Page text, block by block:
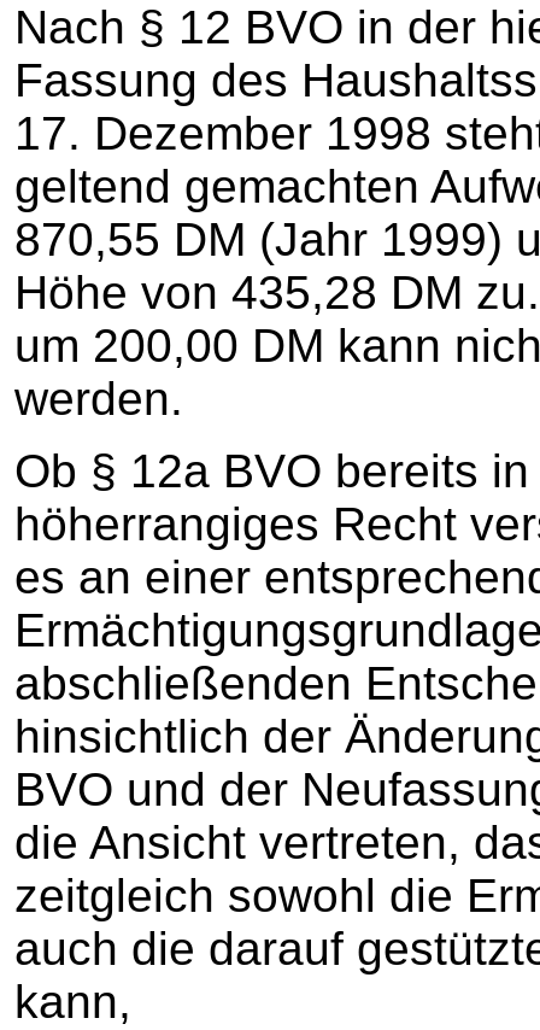
Nach § 12 BVO in der
Fassung des
17. Dezember 1998
geltend gemachten
870,55 DM (Jahr 1999)
Höhe von 435,28 DM
um 200,00 DM kann
werden.
Ob § 12a BVO bereits
höherrangiges Recht
es an einer
abschließenden
hinsichtlich der
BVO und der
die Ansicht vertreten,
zeitgleich sowohl die
auch die darauf
kann,